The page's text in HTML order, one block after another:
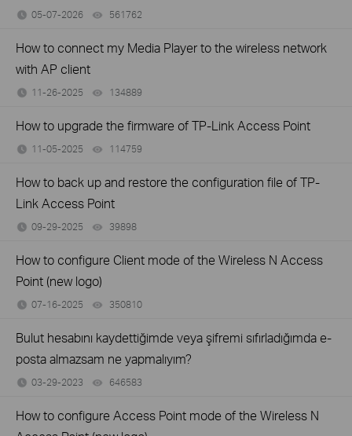
05-07-2026 561762
How to connect my Media Player to the wireless network
with AP client
11-26-2025 134889
How to upgrade the firmware of TP-Link Access Point
11-05-2025 114759
How to back up and restore the configuration file of TP-
Link Access Point
09-29-2025 39898
How to configure Client mode of the Wireless N Access
Point (new logo)
07-16-2025 350810
Bulut hesabını kaydettiğimde veya şifremi sıfırladığımda e-
posta almazsam ne yapmalıyım?
03-29-2023 646583
How to configure Access Point mode of the Wireless N